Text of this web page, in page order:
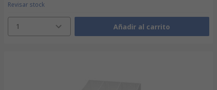
Revisar stock
1 Añadir al carrito